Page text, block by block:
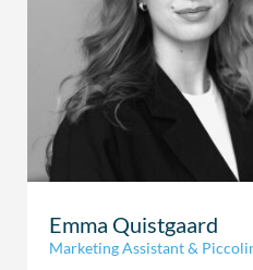
Emma Quistgaard
Marketing Assistant &